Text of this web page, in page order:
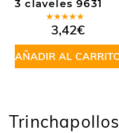
3 claveles 9631
Valorado
en5.00de
5
3,42€
AÑADIR AL